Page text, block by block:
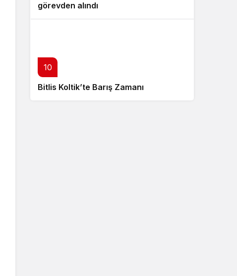
görevden alındı
10
Bitlis Koltik’te Barış Zamanı